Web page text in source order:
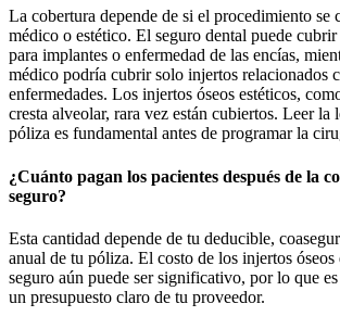
La cobertura depende de si el procedimiento se
médico o estético. El seguro dental puede
para implantes o enfermedad de las encías,
médico podría cubrir solo injertos relacionados
enfermedades. Los injertos óseos estéticos,
cresta alveolar, rara vez están cubiertos. Leer la
póliza es fundamental antes de programar la
¿Cuánto pagan los pacientes después de la
seguro?
Esta cantidad depende de tu deducible,
anual de tu póliza. El costo de los injertos óseos
seguro aún puede ser significativo, por lo que
un presupuesto claro de tu proveedor.